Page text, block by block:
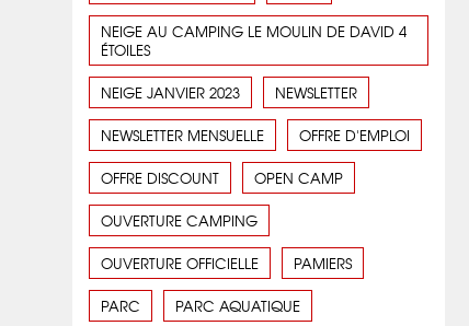
NEIGE AU CAMPING LE MOULIN DE DAVID 4
ÉTOILES
NEIGE JANVIER 2023 NEWSLETTER
NEWSLETTER MENSUELLE OFFRE D'EMPLOI
OFFRE DISCOUNT OPEN CAMP
OUVERTURE CAMPING
OUVERTURE OFFICIELLE PAMIERS
PARC PARC AQUATIQUE